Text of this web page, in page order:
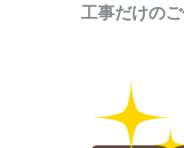
工事だけの